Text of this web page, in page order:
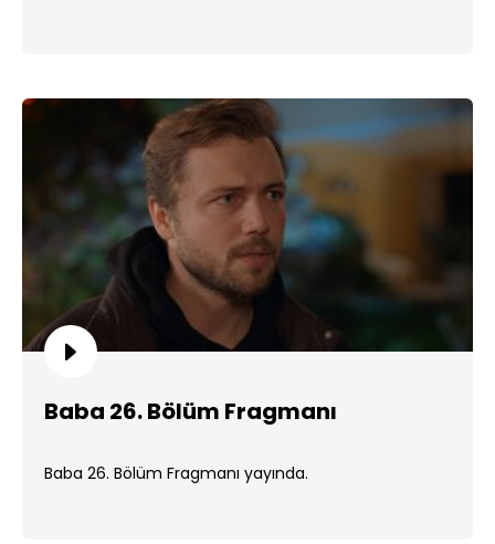
Baba 26. Bölüm Fragmanı
Baba 26. Bölüm Fragmanı yayında.